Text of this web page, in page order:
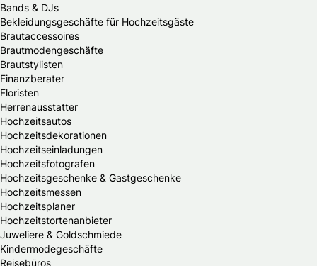
Bands & DJs
Bekleidungsgeschäfte für Hochzeitsgäste
Brautaccessoires
Brautmodengeschäfte
Brautstylisten
Finanzberater
Floristen
Herrenausstatter
Hochzeitsautos
Hochzeitsdekorationen
Hochzeitseinladungen
Hochzeitsfotografen
Hochzeitsgeschenke & Gastgeschenke
Hochzeitsmessen
Hochzeitsplaner
Hochzeitstortenanbieter
Juweliere & Goldschmiede
Kindermodegeschäfte
Reisebüros